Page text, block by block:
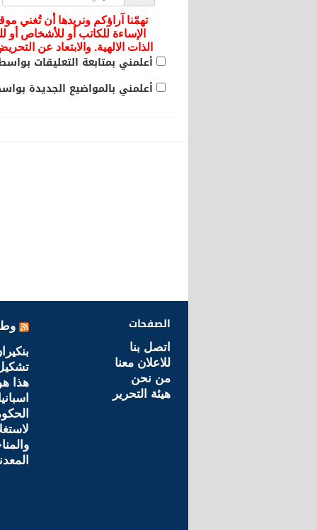
تهمّنا آراؤكم ونريدها أن تُغني
الإساءة للكاتب أو للأشخاص أو
الذات الالهية. والابتعاد عن
أعلمني بمتابعة التعليقات
أعلمني بالمواضيع الجديدة
الصفحات
اتصل بنا
للاعلان معنا
من نحن
هيئة التحرير
هذا